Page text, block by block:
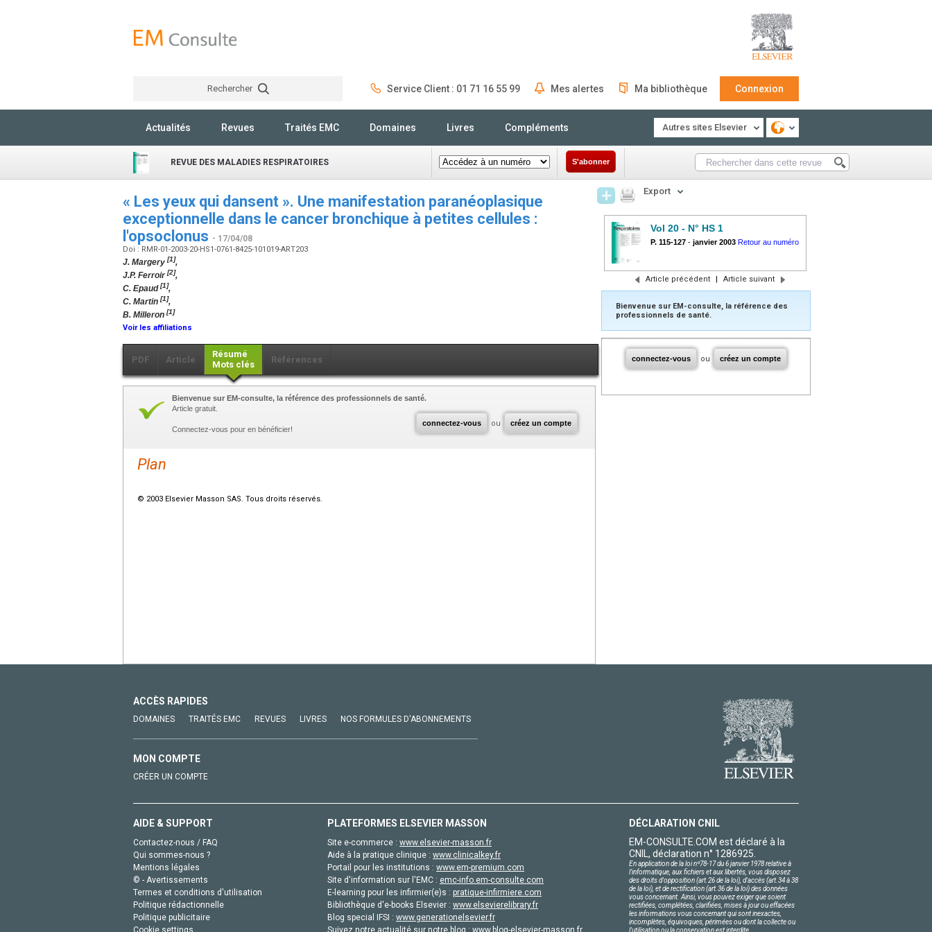
Rechercher Service Client : 01 71 16 55 99 Mes alertes Ma bibliothèque Connexion
Actualités Revues Traités EMC Domaines Livres Compléments Autres sites Elsevier
REVUE DES MALADIES RESPIRATOIRES S'abonner
« Les yeux qui dansent ». Une manifestation paranéoplasique
exceptionnelle dans le cancer bronchique à petites cellules :
l'opsoclonus - 17/04/08
Doi : RMR-01-2003-20-HS1-0761-8425-101019-ART203
J. Margery [1],
J.P. Ferroir[2],
C. Epaud[1],
C. Martin [1],
B. Milleron [1]
Voir les affiliations
PDF Article
Résumé
Mots clés
Références
connectez-vous ou créez un compte
Bienvenue sur EM-consulte, la référence des professionnels de santé.
Article gratuit.
Connectez-vous pour en bénéficier!
Plan
© 2003 Elsevier Masson SAS. Tous droits réservés.
Export
Vol 20 - N° HS 1
P. 115-127 - janvier 2003 Retour au numéro
Article précédent | Article suivant
Bienvenue sur EM-consulte, la référence des
professionnels de santé.
connectez-vous ou créez un compte
ACCÈS RAPIDES
DOMAINES TRAITÉS EMC REVUES LIVRES NOS FORMULES D'ABONNEMENTS
MON COMPTE
CRÉER UN COMPTE
AIDE & SUPPORT
Contactez-nous / FAQ
Qui sommes-nous ?
Mentions légales
© - Avertissements
Termes et conditions d'utilisation
Politique rédactionnelle
Politique publicitaire
Cookie settings
PLATEFORMES ELSEVIER MASSON
Site e-commerce : www.elsevier-masson.fr
Aide à la pratique clinique : www.clinicalkey.fr
Portail pour les institutions : www.em-premium.com
Site d'information sur l'EMC : emc-info.em-consulte.com
E-learning pour les infirmier(e)s : pratique-infirmiere.com
Bibliothèque d'e-books Elsevier : www.elsevierelibrary.fr
Blog special IFSI : www.generationelsevier.fr
Suivez notre actualité sur notre blog : www.blog-elsevier-masson.fr
DÉCLARATION CNIL
EM-CONSULTE.COM est déclaré à la
CNIL, déclaration n° 1286925.
En application de la loi nº78-17 du 6 janvier 1978 relative à
l'informatique, aux fichiers et aux libertés, vous disposez
des droits d'opposition (art.26 de la loi), d'accès (art.34 à 38
de la loi), et de rectification (art.36 de la loi) des données
vous concernant. Ainsi, vous pouvez exiger que soient
rectifiées, complétées, clarifiées, mises à jour ou effacées
les informations vous concernant qui sont inexactes,
incomplètes, équivoques, périmées ou dont la collecte ou
l'utilisation ou la conservation est interdite.